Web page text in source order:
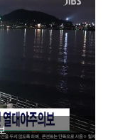
송 체계로 응급 대응